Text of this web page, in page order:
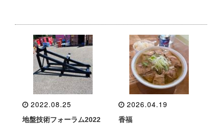
2022.08.25
地盤技術フォーラム2022
2026.04.19
香福